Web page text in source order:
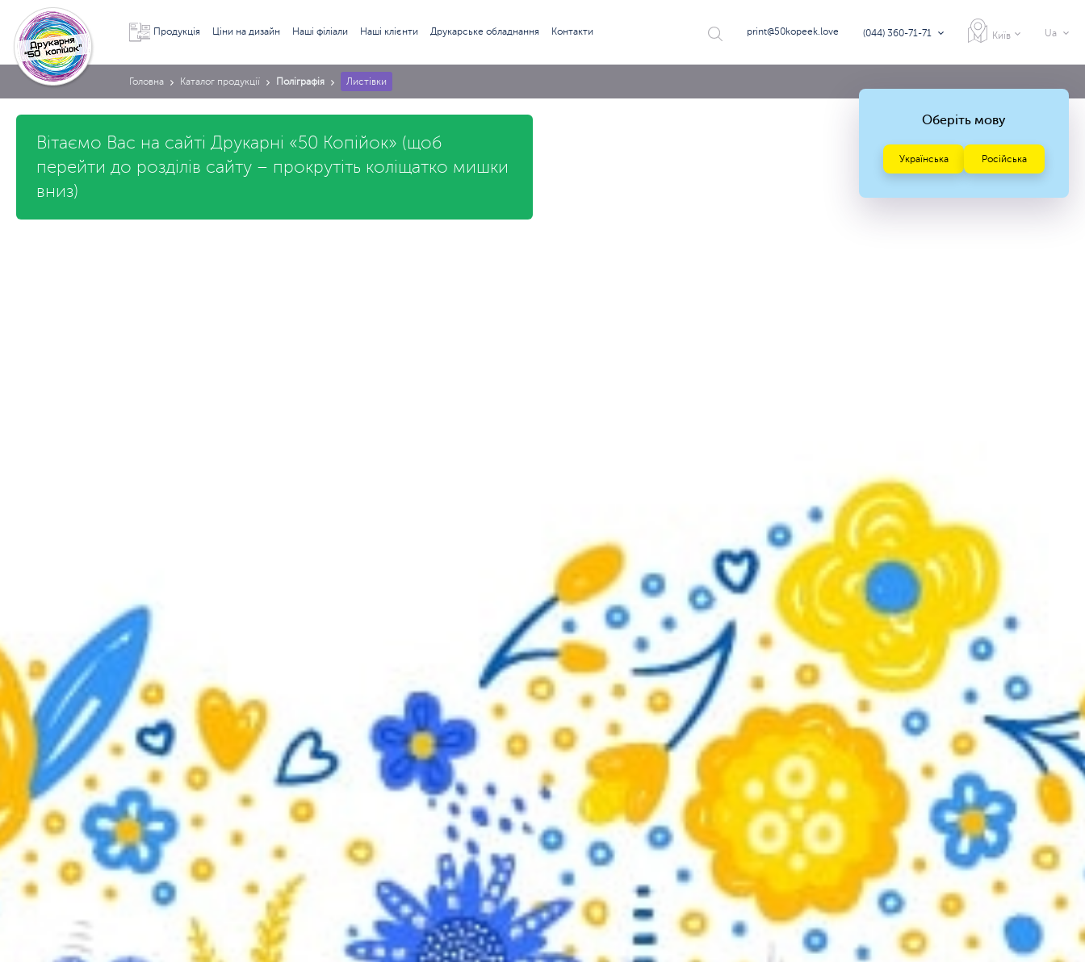
Продукція Ціни на дизайн Наші філіали Наші клієнти Друкарське обладнання Контакти print@50kopeek.love (044) 360-71-71 Київ Ua
Головна Каталог продукції Поліграфія Листівки
Вітаємо Вас на сайті Друкарні «50 Копійок» (щоб
перейти до розділів сайту – прокрутіть коліщатко мишки
вниз)
Оберіть мову
Українська Російська